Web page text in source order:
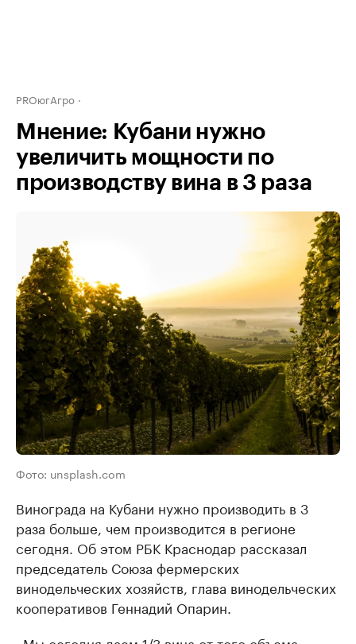
PROюгАгро
Мнение: Кубани нужно
увеличить мощности по
производству вина в 3 раза
Фото: unsplash.com
Винограда на Кубани нужно производить в 3
раза больше, чем производится в регионе
сегодня. Об этом РБК Краснодар рассказал
председатель Союза фермерских
винодельческих хозяйств, глава винодельческих
кооперативов Геннадий Опарин.